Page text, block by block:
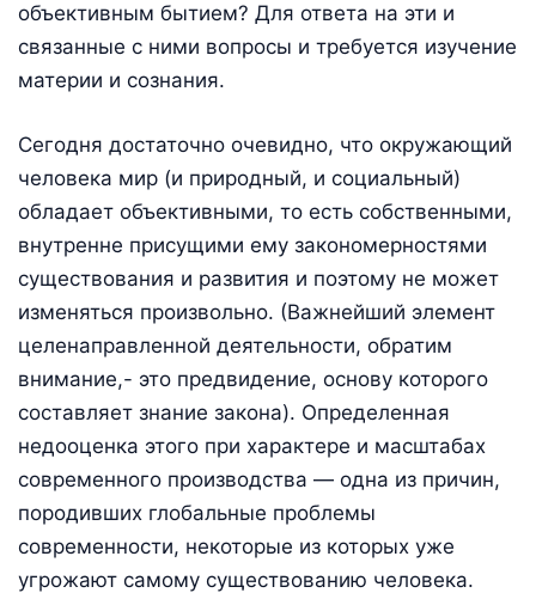
объективным бытием? Для ответа на эти и
связанные с ними вопросы и требуется изучение
материи и сознания.
Сегодня достаточно очевидно, что окружающий
человека мир (и природный, и социальный)
обладает объективными, то есть собственными,
внутренне присущими ему закономерностями
существования и развития и поэтому не может
изменяться произвольно. (Важнейший элемент
целенаправленной деятельности, обратим
внимание,- это предвидение, основу которого
составляет знание закона). Определенная
недооценка этого при характере и масштабах
современного производства — одна из причин,
породивших глобальные проблемы
современности, некоторые из которых уже
угрожают самому существованию человека.